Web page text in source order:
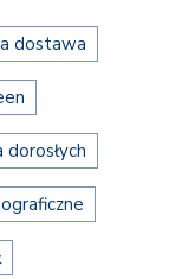
dostawa